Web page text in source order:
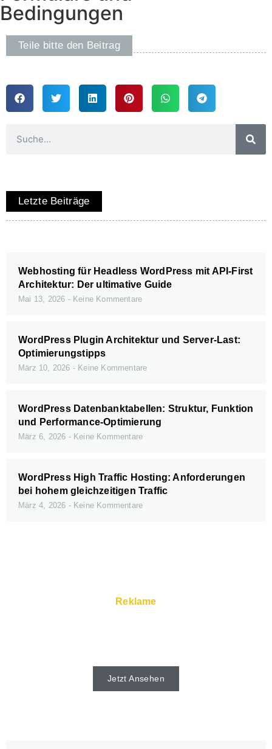
Bedingungen
Teile bitte den Beitrag
Letzte Beiträge
Webhosting für Headless WordPress mit API-First
Architektur: Der ultimative Guide
Mai 13, 2026 Keine Kommentare
WordPress Plugin Architektur und Server-Last:
Optimierungstipps
März 10, 2026 Keine Kommentare
WordPress Datenbanktabellen: Struktur, Funktion
und Performance-Optimierung
März 6, 2026 Keine Kommentare
WordPress High Traffic Hosting: Anforderungen
bei hohem gleichzeitigen Traffic
März 4, 2026 Keine Kommentare
Reklame
Jetzt Ansehen